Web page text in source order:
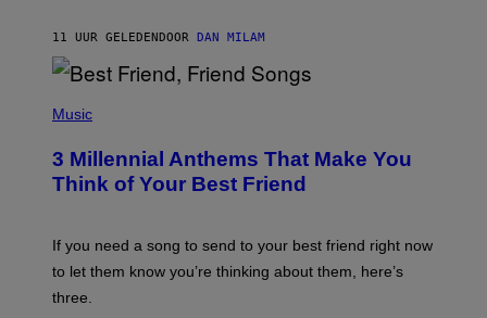
O
R
Q
E
Z
G
E
M
A
E
11 UUR GELEDENDOOR DAN MILAM
H
O
B
Y
V
N
W
I
Music
3 Millennial Anthems That Make You
Think of Your Best Friend
If you need a song to send to your best friend right now
to let them know you’re thinking about them, here’s
three.